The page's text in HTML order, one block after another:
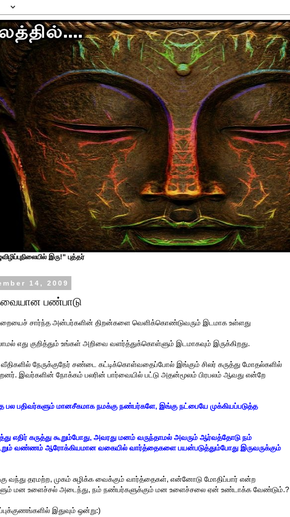
இரு!" புத்தர்
14, 2009
பண்பாடு
சார்ந்த அன்பர்களின் திறன்களை வெளிக்கொண்டுவரும் இடமாக உள்ளது
எது குறித்தும் உங்கள் அறிவை வளர்த்துக்கொள்ளும் இடமாகவும் இருக்கிறது.
நேருக்குநேர் சண்டை கட்டிக்கொள்வதைப்போல் இங்கும் சிலர் கருத்து மோதல்களில்
இவர்களின் நோக்கம் பலரின் பார்வையில் பட்டு அதன்மூலம் பிரபலம் ஆவது என்றே
பல பதிவர்களும் மானசீகமாக நமக்கு நண்பர்களே, இங்கு நட்பையே முக்கியப்படுத்த
எதிர் கருத்து கூறும்போது, அவரது மனம் வருந்தாமல் அவரும் ஆர்வத்தோடு நம்
வண்ணம் ஆரோக்கியமான வகையில் வார்த்தைகளை பயன்படுத்தும்போது இருவருக்கும்
வந்து தரமற்ற, முகம் சுழிக்க வைக்கும் வார்த்தைகள், என்னோடு மோதிப்பார் என்ற
மன உளைச்சல் அடைந்து, நம் நண்பர்களுக்கும் மன உளைச்சலை ஏன் உண்டாக்க வேண்டும்.?
இதுவும் ஒன்று:)